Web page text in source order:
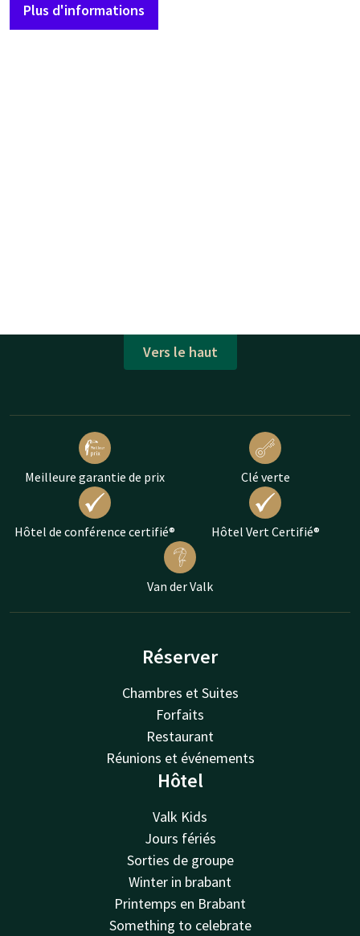
Plus d'informations
Vers le haut
Meilleure garantie de prix Clé verte
Hôtel de conférence certifié® Hôtel Vert Certifié®
Van der Valk
Réserver
Chambres et Suites
Forfaits
Restaurant
Réunions et événements
Hôtel
Valk Kids
Jours fériés
Sorties de groupe
Winter in brabant
Printemps en Brabant
Something to celebrate